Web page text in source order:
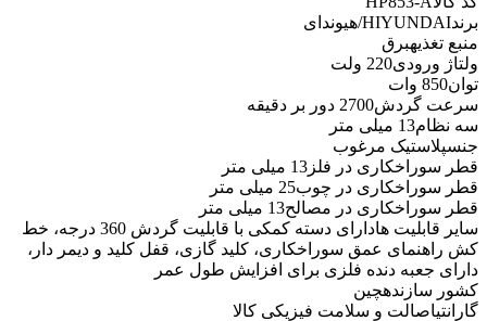
برندHIYUNDAI/هیوندای
منبع تغذیهبرق
ولتاژ ورودی220 ولت
توان850 وات
سرعت گردش2700 دور بر دقیقه
سه نظام13 میلی متر
جنسپلاستیک مرغوب
قطر سوراخکاری در فلز 13 میلی متر
قطر سوراخکاری در چوب25 میلی متر
قطر سوراخکاری در مصالح13 میلی متر
سایر قابلیت ها
دارای دسته کمکی با قابلیت گردش 360 درجه، خط
کش راهنمای عمق سوراخکاری، کلید گازی، قفل کلید و دیمر دار،
دارای جعبه دنده فلزی برای افزایش طول عمر
کشور سازندهچین
گارانتیاصالت و سلامت فیزیکی کالا